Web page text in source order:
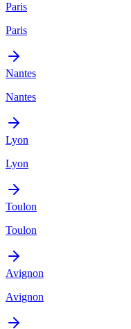
Paris
Paris
Nantes
Nantes
Lyon
Lyon
Toulon
Toulon
Avignon
Avignon